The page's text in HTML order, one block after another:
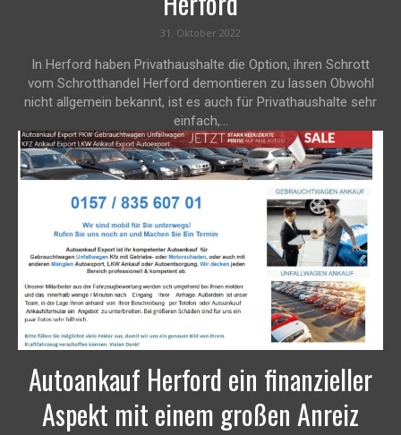
31. Oktober 2022
In Herford haben Privathaushalte die Option, ihren Schrott
vom Schrotthandel Herford demontieren zu lassen Obwohl
nicht allgemein bekannt, ist es auch für Privathaushalte sehr
einfach,...
Autoankauf Herford ein finanzieller
Aspekt mit einem großen Anreiz